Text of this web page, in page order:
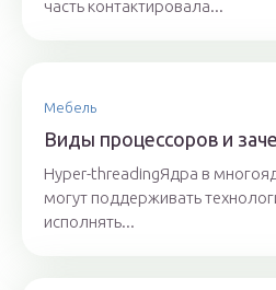
часть контактировала...
Мебель
Виды процессоров и
Hyper-threadingЯдра в
могут поддерживать
исполнять...